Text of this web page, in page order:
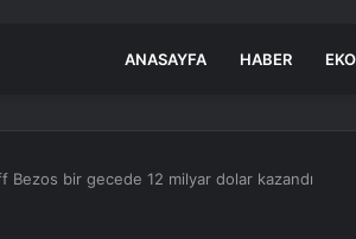
ANASAYFA HABER
Bezos bir gecede 12 milyar dolar kazandı